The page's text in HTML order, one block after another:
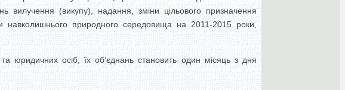
вилучення (викупу), надання, зміни цільового призначення
навколишнього природного середовища на 2011-2015 роки,
юридичних осіб, їх об’єднань становить один місяць з дня